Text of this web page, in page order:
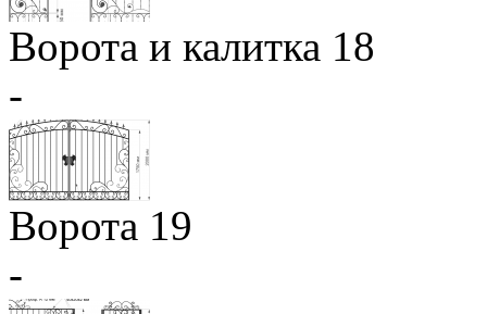
Ворота и калитка 18
-
Ворота 19
-